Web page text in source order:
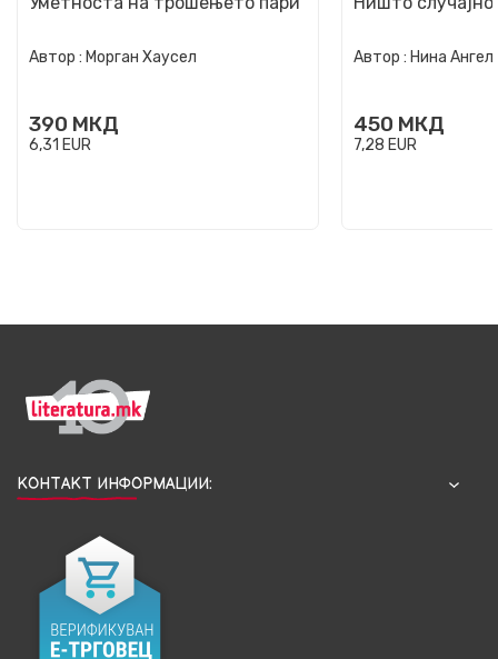
Автор : Морган Хаусел
390 МКД
6,31 EUR
Автор : Нина
450 МКД
7,28 EUR
КОНТАКТ ИНФОРМАЦИИ: